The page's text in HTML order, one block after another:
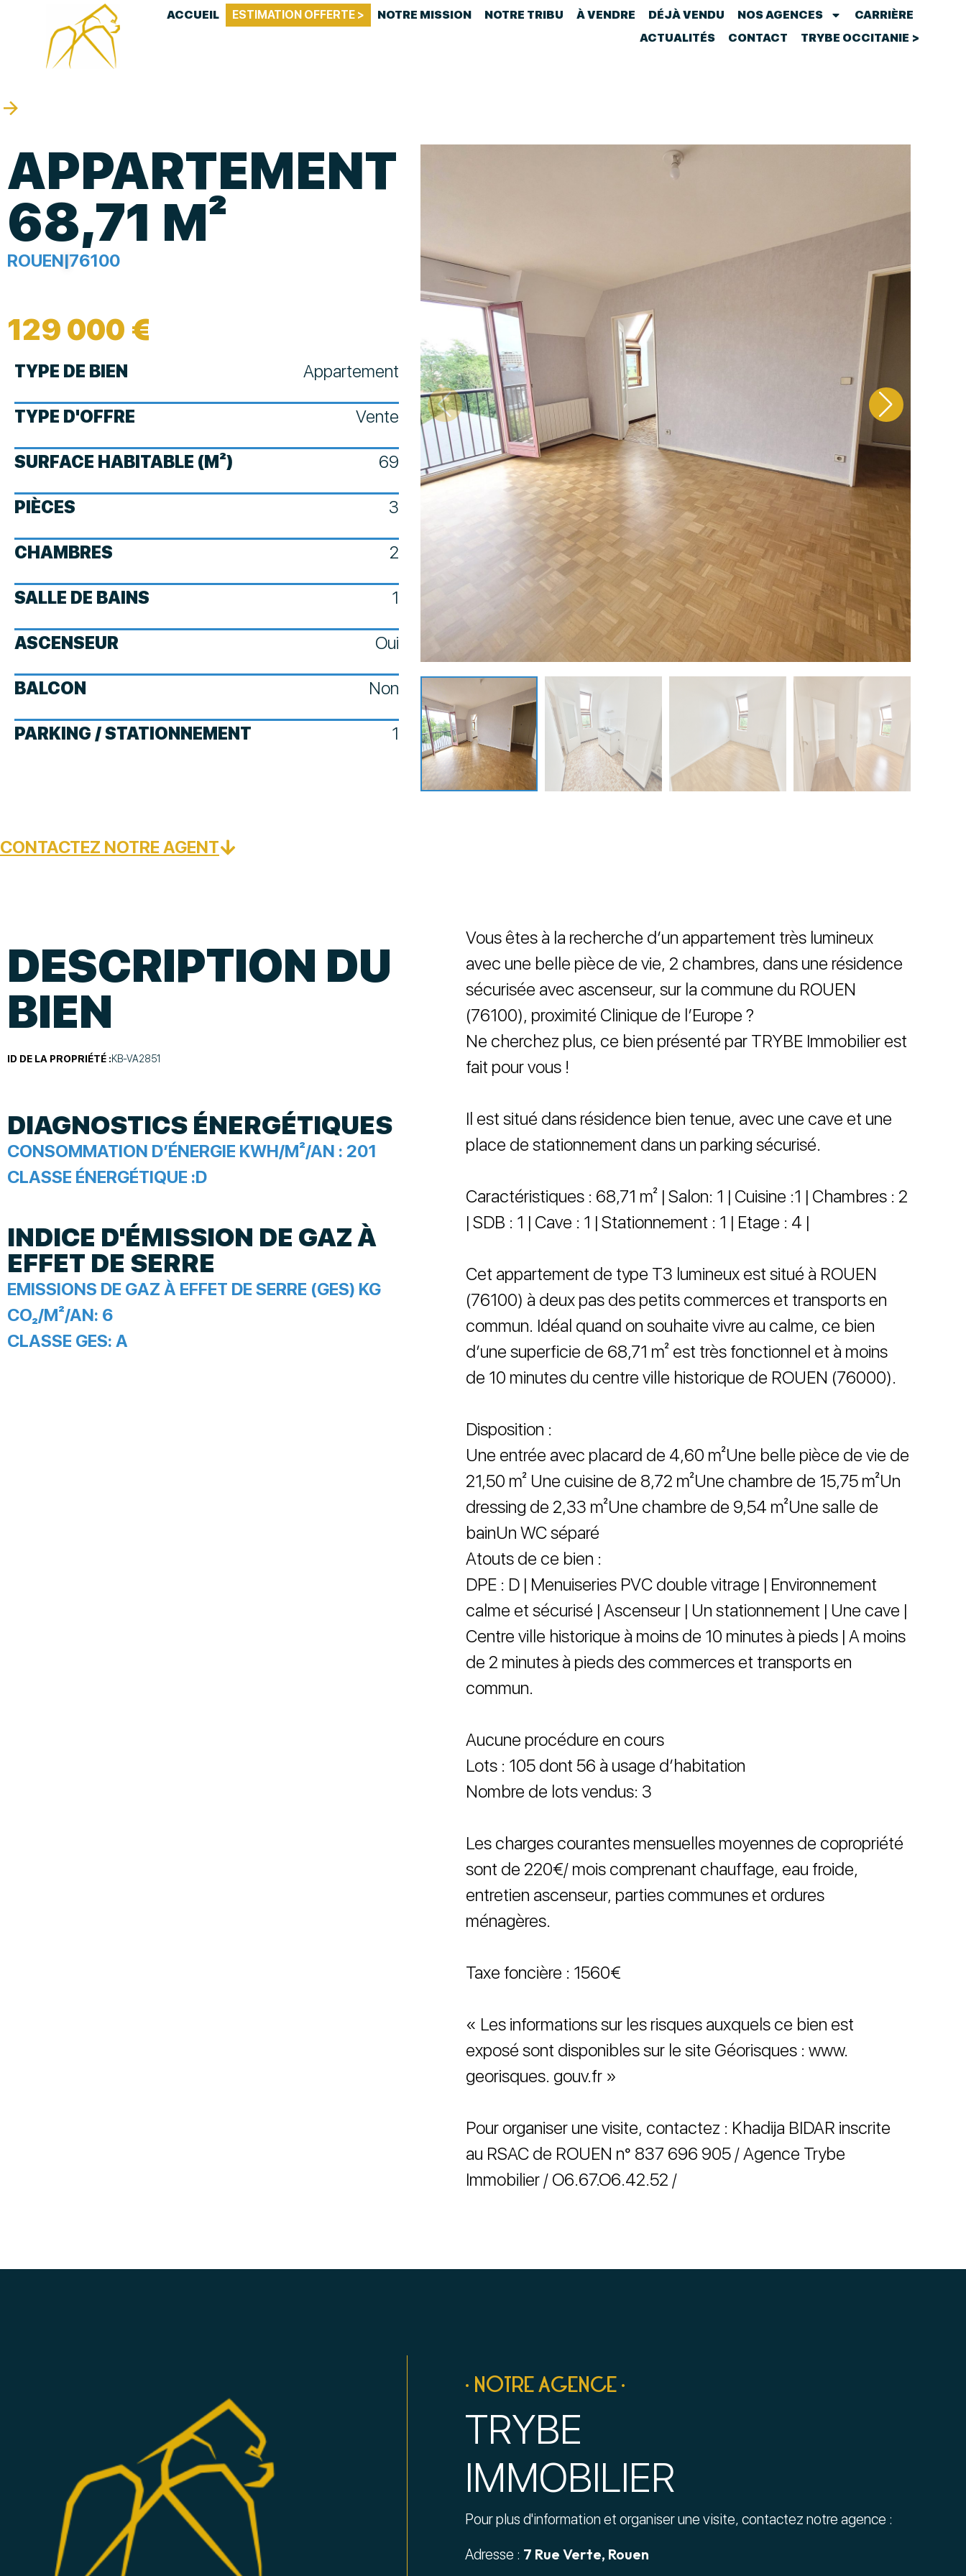
ACCUEIL ESTIMATION OFFERTE > NOTRE MISSION NOTRE TRIBU À VENDRE DÉJÀ VENDU NOS AGENCES
CARRIÈRE
ACTUALITÉS
CONTACT TRYBE OCCITANIE >
APPARTEMENT
68,71 M²
ROUEN|76100
129 000 €
TYPE DE BIEN Appartement
TYPE D'OFFRE Vente
SURFACE HABITABLE (M²) 69
PIÈCES 3
CHAMBRES 2
SALLE DE BAINS 1
ASCENSEUR Oui
BALCON Non
PARKING / STATIONNEMENT 1
CONTACTEZ NOTRE AGENT
DESCRIPTION DU
BIEN
ID DE LA PROPRIÉTÉ :KB-VA2851
DIAGNOSTICS ÉNERGÉTIQUES
CONSOMMATION D’ÉNERGIE KWH/M²/AN : 201
CLASSE ÉNERGÉTIQUE :D
INDICE D'ÉMISSION DE GAZ À
EFFET DE SERRE
EMISSIONS DE GAZ À EFFET DE SERRE (GES) KG
CO₂/M²/AN: 6
CLASSE GES: A
Vous êtes à la recherche d’un appartement très lumineux
avec une belle pièce de vie, 2 chambres, dans une résidence
sécurisée avec ascenseur, sur la commune du ROUEN
(76100), proximité Clinique de l’Europe ?
Ne cherchez plus, ce bien présenté par TRYBE Immobilier est
fait pour vous !
Il est situé dans résidence bien tenue, avec une cave et une
place de stationnement dans un parking sécurisé.
Caractéristiques : 68,71 m² | Salon: 1 | Cuisine :1 | Chambres : 2
| SDB : 1 | Cave : 1 | Stationnement : 1 | Etage : 4 |
Cet appartement de type T3 lumineux est situé à ROUEN
(76100) à deux pas des petits commerces et transports en
commun. Idéal quand on souhaite vivre au calme, ce bien
d’une superficie de 68,71 m² est très fonctionnel et à moins
de 10 minutes du centre ville historique de ROUEN (76000).
Disposition :
Une entrée avec placard de 4,60 m²Une belle pièce de vie de
21,50 m² Une cuisine de 8,72 m²Une chambre de 15,75 m²Un
dressing de 2,33 m²Une chambre de 9,54 m²Une salle de
bainUn WC séparé
Atouts de ce bien :
DPE : D | Menuiseries PVC double vitrage | Environnement
calme et sécurisé | Ascenseur | Un stationnement | Une cave |
Centre ville historique à moins de 10 minutes à pieds | A moins
de 2 minutes à pieds des commerces et transports en
commun.
Aucune procédure en cours
Lots : 105 dont 56 à usage d’habitation
Nombre de lots vendus: 3
Les charges courantes mensuelles moyennes de copropriété
sont de 220€/ mois comprenant chauffage, eau froide,
entretien ascenseur, parties communes et ordures
ménagères.
Taxe foncière : 1560€
« Les informations sur les risques auxquels ce bien est
exposé sont disponibles sur le site Géorisques : www.
georisques. gouv.fr »
Pour organiser une visite, contactez : Khadija BIDAR inscrite
au RSAC de ROUEN n° 837 696 905 / Agence Trybe
Immobilier / O6.67.O6.42.52 /
• NOTRE AGENCE •
TRYBE
IMMOBILIER
Pour plus d'information et organiser une visite, contactez notre agence :
Adresse : 7 Rue Verte, Rouen